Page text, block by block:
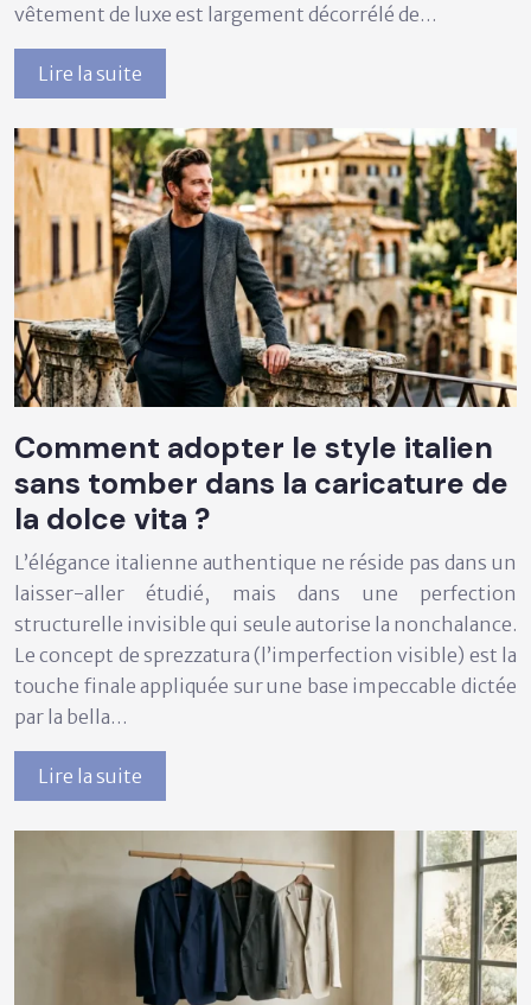
vêtement de luxe est largement décorrélé de…
Lire la suite
Comment adopter le style italien
sans tomber dans la caricature de
la dolce vita ?
L’élégance italienne authentique ne réside pas dans un
laisser-aller étudié, mais dans une perfection
structurelle invisible qui seule autorise la nonchalance.
Le concept de sprezzatura (l’imperfection visible) est la
touche finale appliquée sur une base impeccable dictée
par la bella…
Lire la suite